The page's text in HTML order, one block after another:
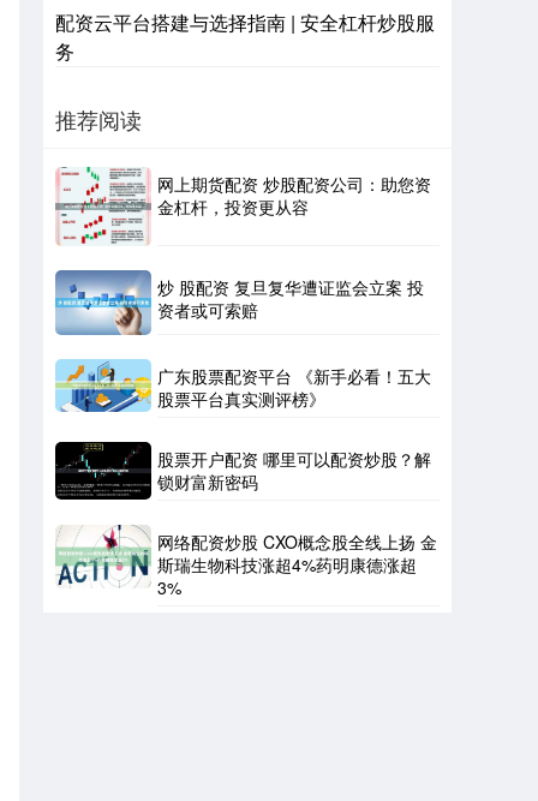
配资云平台搭建与选择指南 | 安全杠杆炒股服
务
推荐阅读
网上期货配资 炒股配资公司：助您资
金杠杆，投资更从容
炒 股配资 复旦复华遭证监会立案 投
资者或可索赔
广东股票配资平台 《新手必看！五大
股票平台真实测评榜》
股票开户配资 哪里可以配资炒股？解
锁财富新密码
网络配资炒股 CXO概念股全线上扬 金
斯瑞生物科技涨超4%药明康德涨超
3%